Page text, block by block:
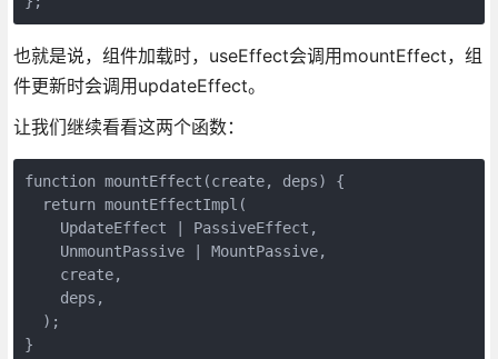
也就是说，组件加载时，useEffect会调用mountEffect，组
件更新时会调用updateEffect。
让我们继续看看这两个函数：
function mountEffect(create, deps) {
  return mountEffectImpl(
    UpdateEffect | PassiveEffect,
    UnmountPassive | MountPassive,
    create,
    deps,
  );
}